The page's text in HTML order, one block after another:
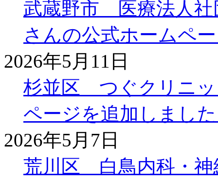
武蔵野市 医療法人
さんの公式ホームペ
2026年5月11日
杉並区 つぐクリニッ
ページを追加しまし
2026年5月7日
荒川区 白鳥内科・神